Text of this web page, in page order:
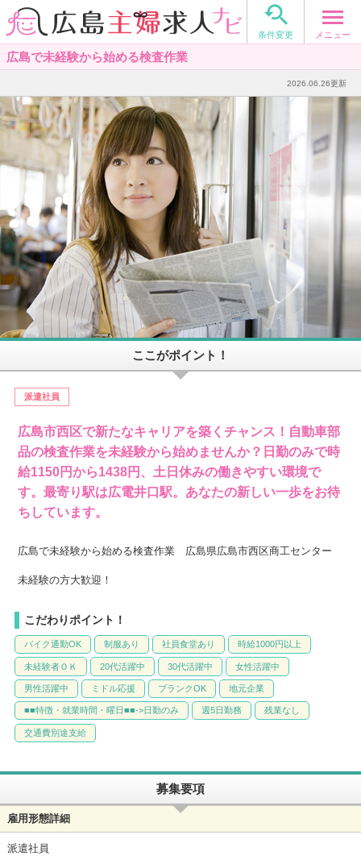

条件変更 メニュー
広島で未経験から始める検査作業
2026.06.26更新
ここがポイント！
派遣社員
広島市西区で新たなキャリアを築くチャンス！自動車部
品の検査作業を未経験から始めませんか？日勤のみで時
給1150円から1438円、土日休みの働きやすい環境で
す。最寄り駅は広電井口駅。あなたの新しい一歩をお待
ちしています。
広島で未経験から始める検査作業 広島県広島市西区商工センター
未経験の方大歓迎！
こだわりポイント！
バイク通勤OK 制服あり 社員食堂あり 時給1000円以上
未経験者ＯＫ 20代活躍中 30代活躍中 女性活躍中
男性活躍中 ミドル応援 ブランクOK 地元企業
■■特徴・就業時間・曜日■■->日勤のみ 週5日勤務 残業なし
交通費別途支給
募集要項
雇用形態詳細
派遣社員